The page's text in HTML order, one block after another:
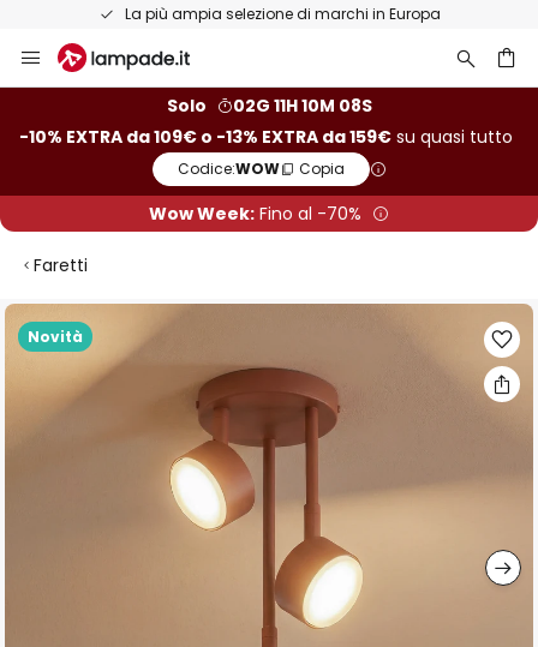
La più ampia selezione di marchi in Europa
Salta
al
Solo
02G 11H 10M 07S
-10% EXTRA da 109€ o -13% EXTRA da 159€ su quasi tutto
Codice:WOW Copia
Wow Week: Fino al -70%
Faretti
Novità
Vai
alla